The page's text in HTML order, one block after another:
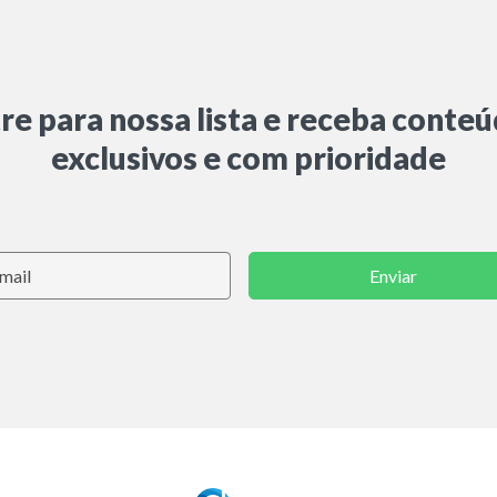
para nossa lista e receba
exclusivos e com prioridade
Enviar